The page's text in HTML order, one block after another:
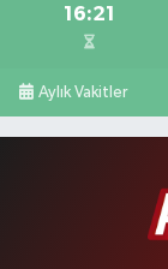
16:21
Aylık Vakitler